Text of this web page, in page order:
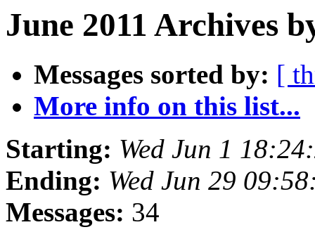
June 2011 Archives
Messages sorted by: [
More info on this list...
Starting: Wed Jun 1
Ending: Wed Jun 29
Messages: 34